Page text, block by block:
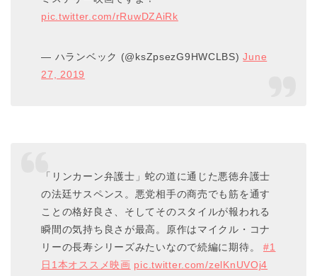
pic.twitter.com/rRuwDZAiRk
— ハランベック (@ksZpsezG9HWCLBS)June
27, 2019
「リンカーン弁護士」蛇の道に通じた悪徳弁護士
の法廷サスペンス。悪党相手の商売でも筋を通す
ことの格好良さ、そしてそのスタイルが報われる
瞬間の気持ち良さが最高。原作はマイクル・コナ
リーの長寿シリーズみたいなので続編に期待。#1
日1本オススメ映画 pic.twitter.com/zelKnUVOj4